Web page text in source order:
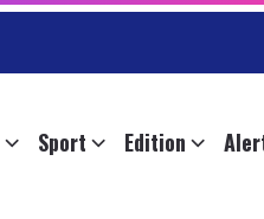
Sport Edition